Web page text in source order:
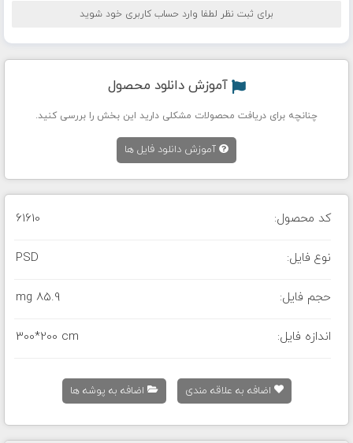
برای ثبت نظر لطفا وارد حساب کاربری خود شوید
آموزش دانلود محصول
چنانچه برای دریافت محصولات مشکلی دارید این بخش را بررسی کنید.
آموزش دانلود فایل ها
کد محصول: 61610
نوع فایل: PSD
حجم فایل: 85.9 mg
اندازه فایل: 300*200 cm
اضافه به علاقه مندی اضافه به پوشه ها